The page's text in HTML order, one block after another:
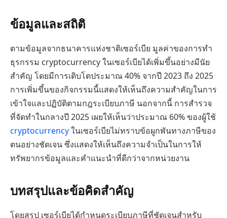
ข้อมูลและสถิติ
ตามข้อมูลจากธนาคารแห่งชาติเซอร์เบีย มูลค่าของการทำ
ธุรกรรม cryptocurrency ในเซอร์เบียได้เพิ่มขึ้นอย่างมีนัย
สำคัญ โดยมีการเติบโตประมาณ 40% จากปี 2023 ถึง 2025
การเพิ่มขึ้นของกิจกรรมนี้แสดงให้เห็นถึงความสำคัญในการ
เข้าใจและปฏิบัติตามกฎระเบียบภาษี นอกจากนี้ การสำรวจ
ที่จัดทำในกลางปี 2025 เผยให้เห็นว่าประมาณ 60% ของผู้ใช้
cryptocurrencyในเซอร์เบียไม่ทราบข้อผูกพันทางภาษีของ
ตนอย่างชัดเจน ซึ่งแสดงให้เห็นถึงความจำเป็นในการให้
ทรัพยากรข้อมูลและคำแนะนำที่ดีกว่าจากหน่วยงาน
บทสรุปและข้อคิดสำคัญ
โดยสรุป เซอร์เบียได้กำหนดระเบียบภาษีที่ชัดเจนสำหรับ